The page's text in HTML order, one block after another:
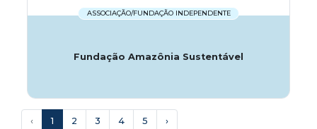
ASSOCIAÇÃO/FUNDAÇÃO INDEPENDENTE
Fundação Amazônia Sustentável
‹ 1 2 3 4 5 ›